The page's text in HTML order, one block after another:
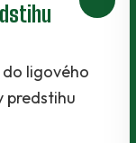
z penalty v
sezóny súbojom
do